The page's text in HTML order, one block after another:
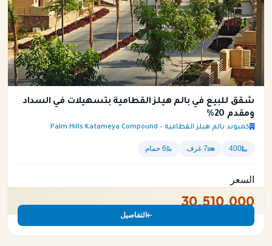
شقق للبيع في بالم هيلز القطامية بتسهيلات في السداد
ومقدم 20%
كمبوند بالم هيلز القطامية – Palm Hills Katameya Compound
400 7 غرف 6 حمام
السعر
30,510,000
التفاصيل